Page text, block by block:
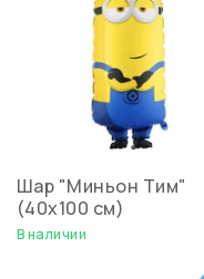
Шар "Миньон Тим"
(40х100 см)
В наличии